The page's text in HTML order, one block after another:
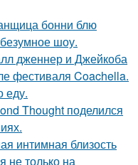
бонни блю
шоу.
дженнер и Джейкоба
фестиваля Coachella.
еду.
Thought поделился
интимная близость
не только на